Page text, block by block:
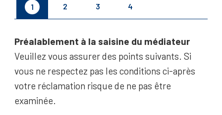
1 2 3 4
Préalablement à la saisine du médiateur
Veuillez vous assurer des points suivants. Si
vous ne respectez pas les conditions ci-après
votre réclamation risque de ne pas être
examinée.